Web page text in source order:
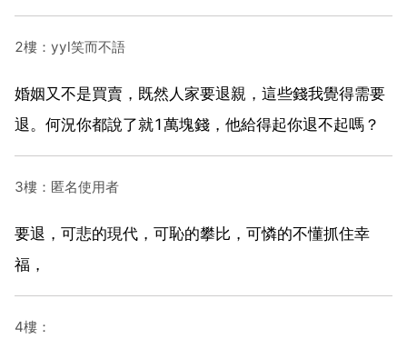
2樓：yyl笑而不語
婚姻又不是買賣，既然人家要退親，這些錢我覺得需要
退。何況你都說了就1萬塊錢，他給得起你退不起嗎？
3樓：匿名使用者
要退，可悲的現代，可恥的攀比，可憐的不懂抓住幸
福，
4樓：